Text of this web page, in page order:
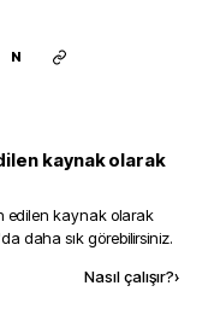
N
kaynak olarak
edilen kaynak olarak
daha sık görebilirsiniz.
Nasıl çalışır?›